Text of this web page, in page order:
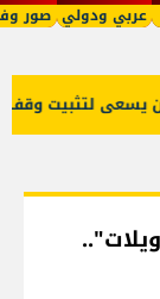
عربي ودولي صور
لتثبيت وقف